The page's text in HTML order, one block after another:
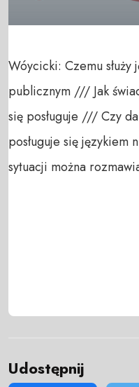
Wóycicki: Czemu
publicznym /// Jak
się posługuje /// Czy
posługuje się językiem
sytuacji można
Udostępnij